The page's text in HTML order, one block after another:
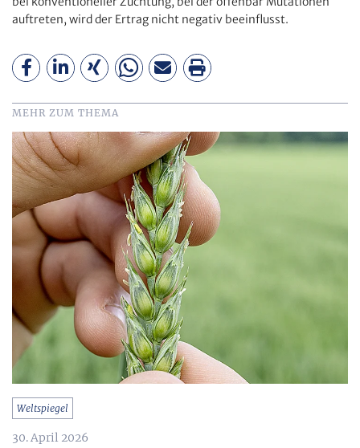
auftreten, wird der Ertrag nicht negativ beeinflusst.
MEHR ZUM THEMA
Weltspiegel
30. April 2026